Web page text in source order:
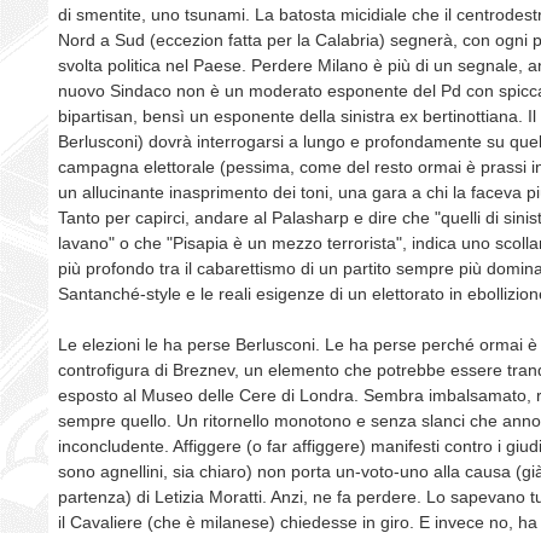
di smentite, uno tsunami. La batosta micidiale che il
Nord a Sud (eccezion fatta per la Calabria) segnerà, con ogni
svolta politica nel Paese. Perdere Milano è più di un segnale,
nuovo Sindaco non è un moderato esponente del Pd con
bipartisan, bensì un esponente della sinistra ex bertinottiana. Il
Berlusconi) dovrà interrogarsi a lungo e profondamente su
campagna elettorale (pessima, come del resto ormai è prassi
un allucinante inasprimento dei toni, una gara a chi la faceva
Tanto per capirci, andare al Palasharp e dire che "quelli di
lavano" o che "Pisapia è un mezzo terrorista", indica uno
più profondo tra il cabarettismo di un partito sempre più
Santanché-style e le reali esigenze di un elettorato in
Le elezioni le ha perse Berlusconi. Le ha perse perché ormai
controfigura di Breznev, un elemento che potrebbe essere
esposto al Museo delle Cere di Londra. Sembra imbalsamato,
sempre quello. Un ritornello monotono e senza slanci che
inconcludente. Affiggere (o far affiggere) manifesti contro i
sono agnellini, sia chiaro) non porta un-voto-uno alla causa
partenza) di Letizia Moratti. Anzi, ne fa perdere. Lo sapevano
il Cavaliere (che è milanese) chiedesse in giro. E invece no,